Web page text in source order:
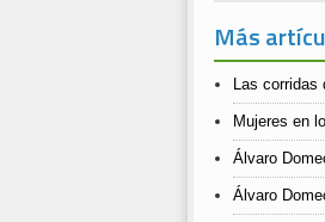
Más
Las corridas
Mujeres en
Álvaro
Álvaro